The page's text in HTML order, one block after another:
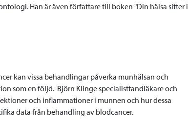
Han är även författare till boken "Din hälsa sitter i
kan vissa behandlingar påverka munhälsan och
som en följd. Björn Klinge specialisttandläkare och
och inflammationer i munnen och hur dessa
data från behandling av blodcancer.